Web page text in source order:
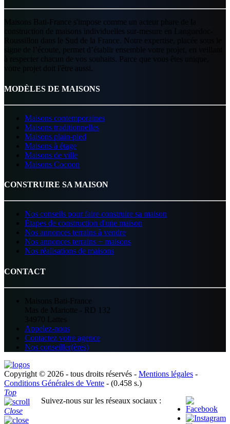
Maisons Bati-France s'impose comme un acteur phare de la
construction de maisons individuelles sur-mesure en Languedoc-
Roussillon dans le Sud de la France. Notre expertise, placée sous le
signe de l’écoute, permet d’établir ensemble votre projet, en veillant
à respecter chacun de vos souhaits. Parce que vous êtes unique,
votre projet doit l'être aussi.
MODÈLES DE MAISONS
Maisons contemporaines
Maisons traditionnelles
Maisons plain-pied
Maisons à étage
Maisons de ville
Maisons Cocoon
CONSTRUIRE SA MAISON
Nos conseils pour faire construire sa maison
Étapes de construction d'une maison
Nos annonces terrains à vendre
Nos annonces terrains + maisons
Nos réalisations de maisons
CONTACT
Maisons Bati-France
Mas de Mariotte - RD 132
34970 Lattes
Appelez-nous
Contactez votre agence
Nos conseiller(ères)
Copyright © 2026 - tous droits réservés - Mentions légales -
Conditions Générales de Vente - (0.458 s.)
Suivez-nous sur les réseaux sociaux :
Top
Close